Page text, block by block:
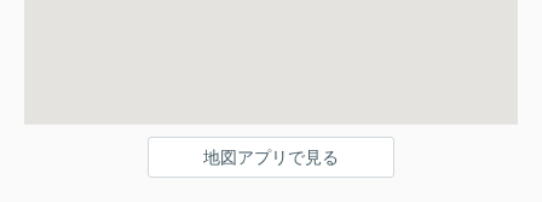
地図アプリで見る